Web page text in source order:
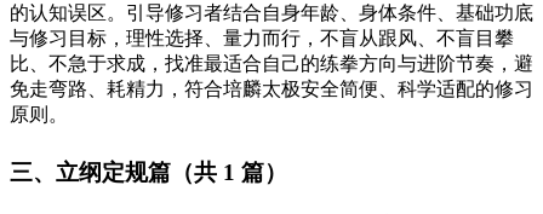
的认知误区。引导修习者结合自身年龄、身体条件、基础功底
与修习目标，理性选择、量力而行，不盲从跟风、不盲目攀
比、不急于求成，找准最适合自己的练拳方向与进阶节奏，避
免走弯路、耗精力，符合培麟太极安全简便、科学适配的修习
原则。
三、立纲定规篇（共 1 篇）